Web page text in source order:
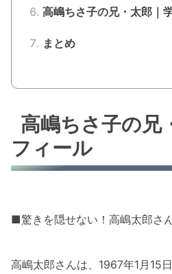
高嶋ちさ子の兄・太郎｜
まとめ
高嶋ちさ子の兄
フィール
■驚きを隠せない！高嶋太郎さ
高嶋太郎さんは、1967年1月15